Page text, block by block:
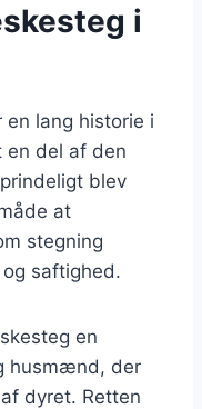
i
lang historie i
en del af den
blev
at
stegning
saftighed.
en
husmænd, der
dyret. Retten